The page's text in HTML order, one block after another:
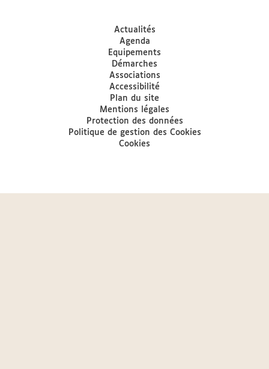
Actualités
Agenda
Equipements
Démarches
Associations
Accessibilité
Plan du site
Mentions légales
Protection des données
Politique de gestion des Cookies
Cookies